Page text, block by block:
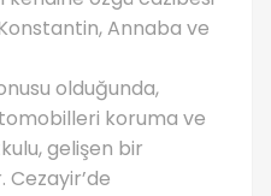
Annaba ve
olduğunda,
koruma ve
gelişen bir